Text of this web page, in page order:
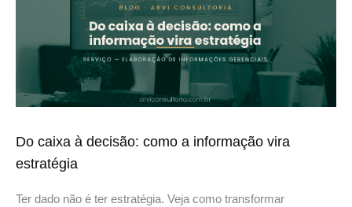
Do caixa à decisão: como a informação vira
estratégia
Ter dado não é ter estratégia. Veja como transformar